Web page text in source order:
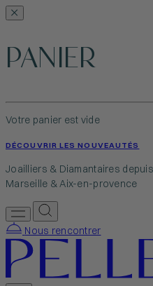
PANIER
Votre panier est vide
DÉCOUVRIR LES NOUVEAUTÉS
Joailliers & Diamantaires
Marseille & Aix-en-provence
Nous rencontrer